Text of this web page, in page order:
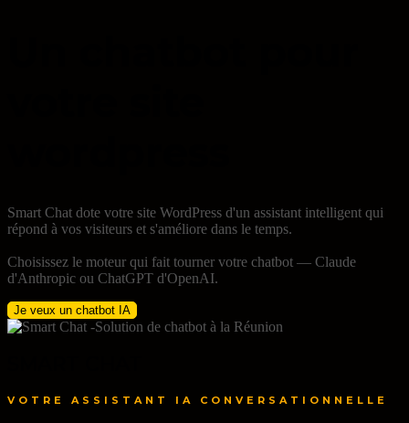
Smart Chat dote votre site WordPress d'un assistant intelligent qui
répond à vos visiteurs et s'améliore dans le temps.
Choisissez le moteur qui fait tourner votre chatbot — Claude
d'Anthropic ou ChatGPT d'OpenAI.
Je veux un chatbot IA
VOTRE ASSISTANT IA CONVERSATIONNELLE